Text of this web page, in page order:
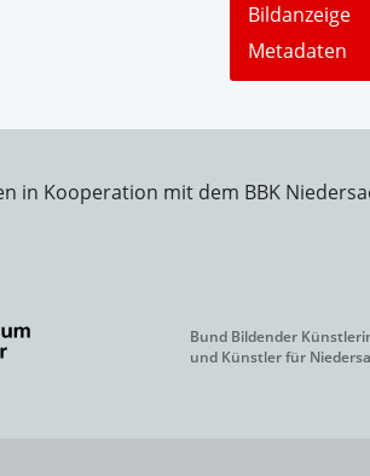
Bildanzeige
Metadaten
in Kooperation mit dem BBK
Bund Bildender
und Künstler für